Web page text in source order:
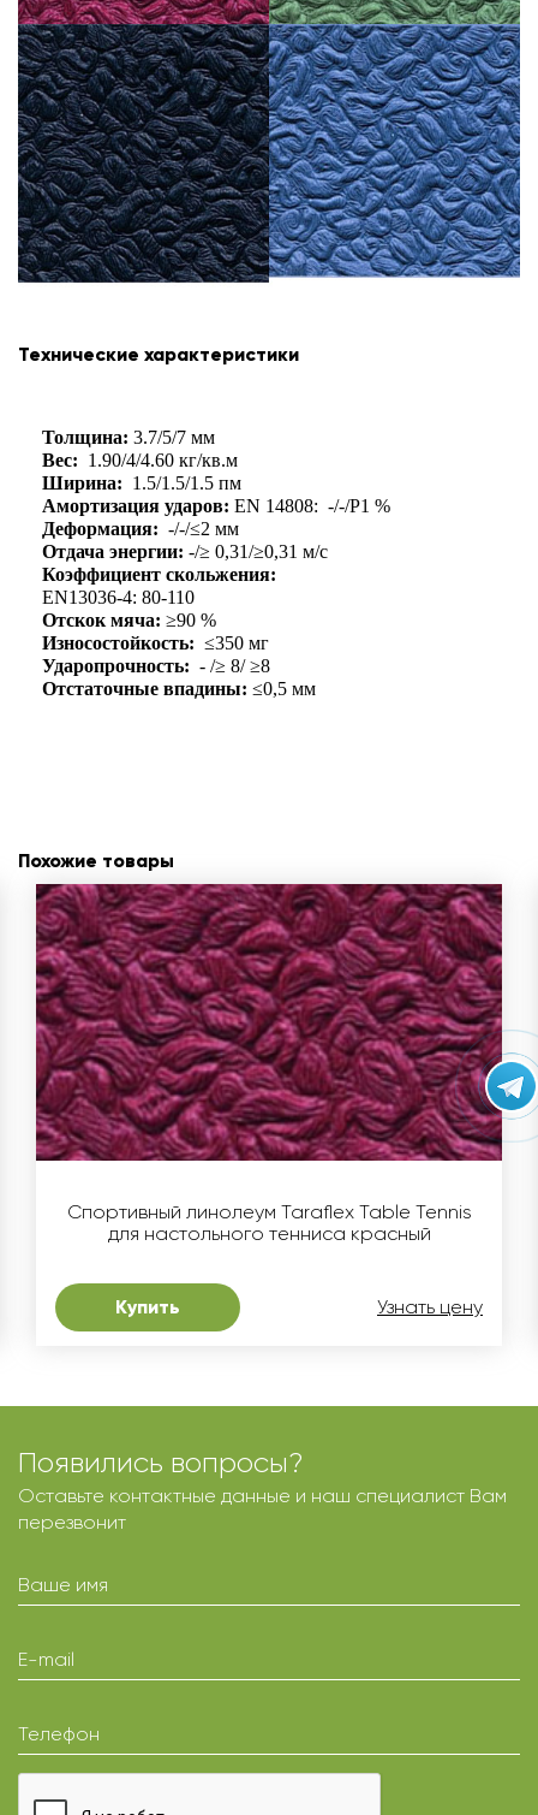
Технические характеристики
Толщина: 3.7/5/7 мм
Вес: 1.90/4/4.60 кг/кв.м
Ширина: 1.5/1.5/1.5 пм
Амортизация ударов: EN 14808: -/-/P1 %
Деформация: -/-/≤2 мм
Отдача энергии: -/≥ 0,31/≥0,31 м/с
Коэффициент скольжения:
EN13036-4: 80-110
Отскок мяча: ≥90 %
Износостойкость: ≤350 мг
Ударопрочность: - /≥ 8/ ≥8
Отстаточные впадины: ≤0,5 мм
Похожие товары
Спортивный линолеум Taraflex Table Tennis
для настольного тенниса красный
Купить Узнать цену
Появились вопросы?
Оставьте контактные данные и наш специалист Вам
перезвонит
Ваше имя
E-mail
Телефон